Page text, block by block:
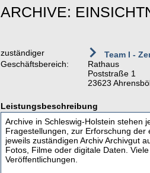
ARCHIVE:
zuständiger
Geschäftsbereich:
Team I -
Rathaus
Poststraße 1
23623
Leistungsbeschreibung
Archive in Schleswig-Holstein stehen
Fragestellungen, zur Erforschung
jeweils zuständigen Archiv Archivgut
Fotos, Filme oder digitale Daten.
Veröffentlichungen.